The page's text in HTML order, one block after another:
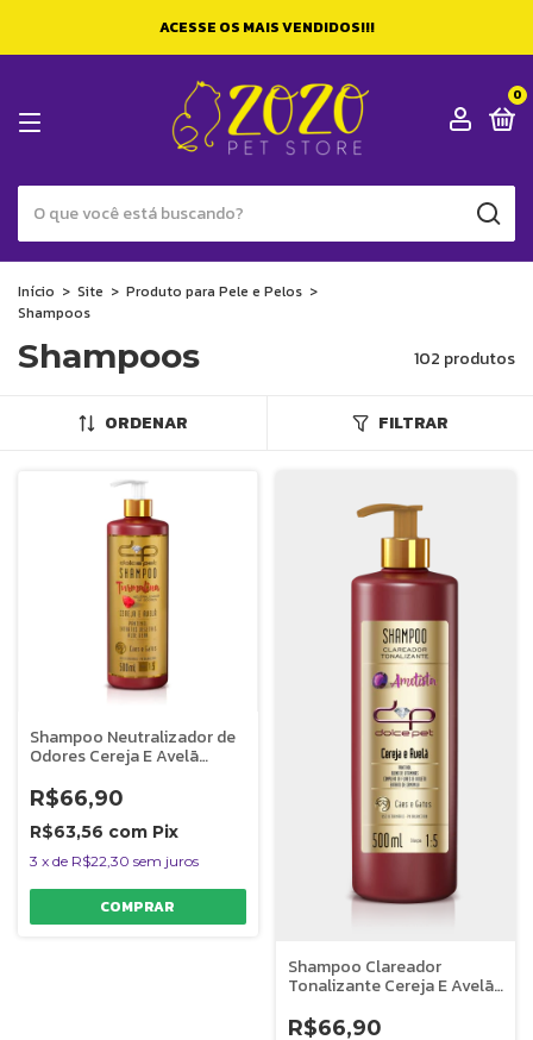
ACESSE OS MAIS VENDIDOS!!!
0
Início > Site > Produto para Pele e Pelos >
Shampoos
Shampoos 102 produtos
ORDENAR FILTRAR
Shampoo Neutralizador de
Odores Cereja E Avelã
Dolce Pet - 500 ml
R$66,90
R$63,56 com Pix
3 x de R$22,30 sem juros
Shampoo Clareador
Tonalizante Cereja E Avelã
Dolce Pet - 500 ml
R$66,90